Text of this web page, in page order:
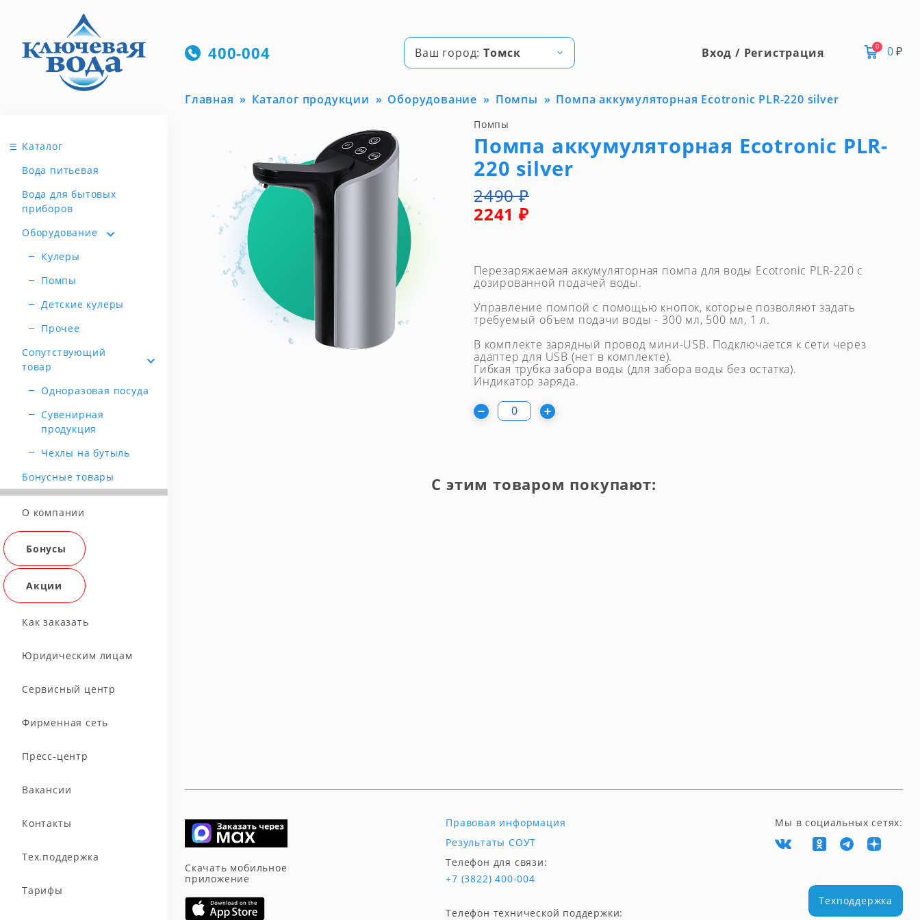
Каталог
Вода питьевая
Вода для бытовых
приборов
Оборудование
Кулеры
Помпы
Детские кулеры
Прочее
Сопутствующий
товар
Одноразовая посуда
Сувенирная
продукция
Чехлы на бутыль
Бонусные товары
О компании
Бонусы
Акции
Как заказать
Юридическим лицам
Сервисный центр
Фирменная сеть
Пресс-центр
Вакансии
Контакты
Тех.поддержка
Тарифы
400-004 Ваш город:Томск Вход / Регистрация 0 0₽
Главная Каталог продукции Оборудование Помпы Помпа аккумуляторная Ecotronic PLR-220 silver
Помпы
Помпа аккумуляторная Ecotronic PLR-
220 silver
2490 ₽
2241 ₽
Перезаряжаемая аккумуляторная помпа для воды Ecotronic PLR-220 с
дозированной подачей воды.
Управление помпой с помощью кнопок, которые позволяют задать
требуемый объем подачи воды - 300 мл, 500 мл, 1 л.
В комплекте зарядный провод мини-USB. Подключается к сети через
адаптер для USB (нет в комплекте).
Гибкая трубка забора воды (для забора воды без остатка).
Индикатор заряда.
С этим товаром покупают:
Скачать мобильное
приложение
Правовая информация
Результаты СОУТ
Телефон для связи:
+7 (3822) 400-004
Телефон технической поддержки:
Мы в социальных сетях:
Техподдержка